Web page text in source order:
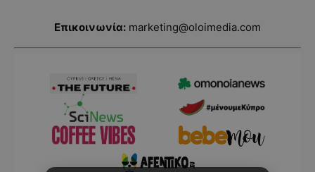
Επικοινωνία: marketing@oloimedia.com